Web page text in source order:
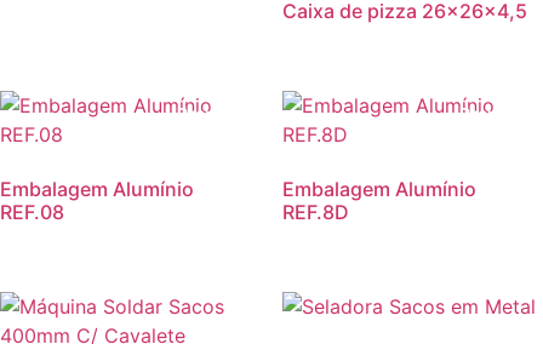
Caixa de pizza 26x26x4,5
Promoção!
Embalagem Alumínio
REF.08
Embalagem Alumínio
REF.8D